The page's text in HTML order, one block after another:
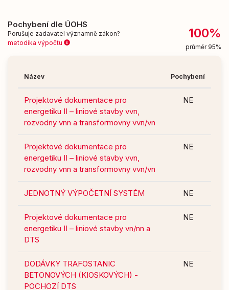
Pochybení dle ÚOHS
Porušuje zadavatel významně zákon?
metodika výpočtu
100%
průměr 95%
Název Pochybení
Projektové dokumentace pro
energetiku II – liniové stavby vvn,
rozvodny vnn a transformovny vvn/vn
NE
Projektové dokumentace pro
energetiku II – liniové stavby vvn,
rozvodny vnn a transformovny vvn/vn
NE
JEDNOTNÝ VÝPOČETNÍ SYSTÉM NE
Projektové dokumentace pro
energetiku II – liniové stavby vn/nn a
DTS
NE
DODÁVKY TRAFOSTANIC
BETONOVÝCH (KIOSKOVÝCH) -
POCHOZÍ DTS
NE